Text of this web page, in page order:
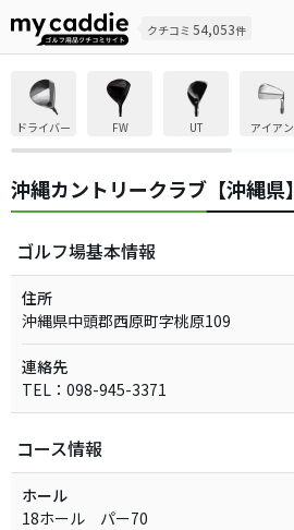
クチコミ 54,053件
ドライバー FW UT アイアン
沖縄カントリークラブ【沖縄県】
ゴルフ場基本情報
住所
沖縄県中頭郡西原町字桃原109
連絡先
TEL：098-945-3371
コース情報
ホール
18ホール パー70